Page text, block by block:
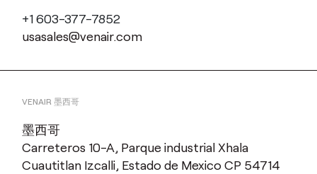
+1 603-377-7852
usasales@venair.com
VENAIR 墨西哥
墨西哥
Carreteros 10-A, Parque industrial Xhala
Cuautitlan Izcalli, Estado de Mexico CP 54714